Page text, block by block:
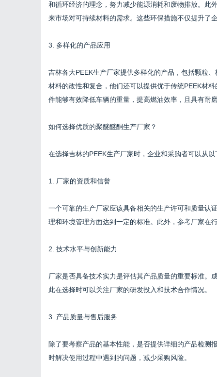
和循环经济的理念，努力减少能源消耗和废物排放。此
来市场对可持续材料的需求。这些环保措施不仅提升了
3. 多样化的产品应用
吉林各大PEEK生产厂家提供多样化的产品，包括颗粒
材料的改性和复合，他们还可以提供优于传统PEEK材
件能够有效降低车辆的重量，提高燃油效率，且具有耐
如何选择优质的聚醚醚酮生产厂家？
在选择吉林的PEEK生产厂家时，企业和采购者可以从
1. 厂家的资质和信誉
一个可靠的生产厂家应该具备相关的生产许可和质量认
理和环境管理方面达到一定的标准。此外，参考厂家在
2. 技术水平与创新能力
厂家是否具备技术实力是评估其产品质量的重要标准。
此在选择时可以关注厂家的研发投入和技术合作情况。
3. 产品质量与售后服务
除了要考察产品的基本性能，是否提供详细的产品检测
时解决使用过程中遇到的问题，减少采购风险。